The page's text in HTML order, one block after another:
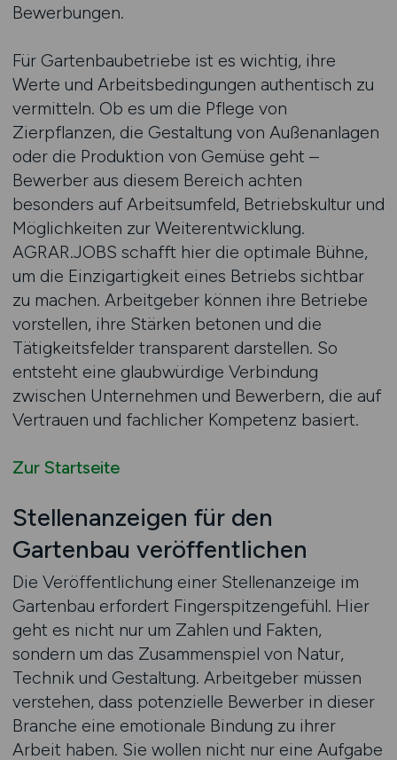
Bewerbungen.
Für Gartenbaubetriebe ist es wichtig, ihre
Werte und Arbeitsbedingungen authentisch zu
vermitteln. Ob es um die Pflege von
Zierpflanzen, die Gestaltung von Außenanlagen
oder die Produktion von Gemüse geht –
Bewerber aus diesem Bereich achten
besonders auf Arbeitsumfeld, Betriebskultur und
Möglichkeiten zur Weiterentwicklung.
AGRAR.JOBS schafft hier die optimale Bühne,
um die Einzigartigkeit eines Betriebs sichtbar
zu machen. Arbeitgeber können ihre Betriebe
vorstellen, ihre Stärken betonen und die
Tätigkeitsfelder transparent darstellen. So
entsteht eine glaubwürdige Verbindung
zwischen Unternehmen und Bewerbern, die auf
Vertrauen und fachlicher Kompetenz basiert.
Zur Startseite
Stellenanzeigen für den
Gartenbau veröffentlichen
Die Veröffentlichung einer Stellenanzeige im
Gartenbau erfordert Fingerspitzengefühl. Hier
geht es nicht nur um Zahlen und Fakten,
sondern um das Zusammenspiel von Natur,
Technik und Gestaltung. Arbeitgeber müssen
verstehen, dass potenzielle Bewerber in dieser
Branche eine emotionale Bindung zu ihrer
Arbeit haben. Sie wollen nicht nur eine Aufgabe